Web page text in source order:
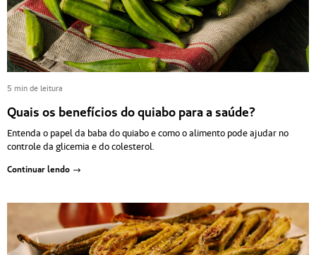
5 min de leitura
Quais os benefícios do quiabo para a saúde?
Entenda o papel da baba do quiabo e como o alimento pode ajudar no
controle da glicemia e do colesterol.
Continuar lendo